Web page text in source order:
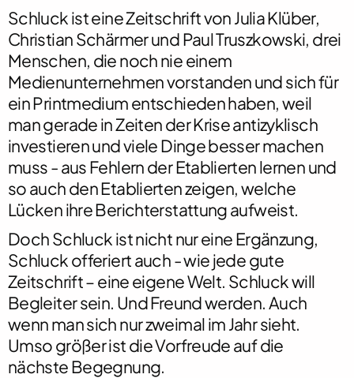
Schluckist eine Zeitschrift von Julia Klüber,
Christian Schärmer und Paul Truszkowski, drei
Menschen, die noch nie einem
Medienunternehmen vorstanden und sich für
ein Printmedium entschieden haben, weil
man gerade in Zeiten der Krise antizyklisch
investieren und viele Dinge besser machen
muss - aus Fehlern der Etablierten lernen und
so auch den Etablierten zeigen, welche
Lücken ihre Berichterstattung aufweist.
DochSchluckist nicht nur eine Ergänzung,
Schluckofferiert auch - wie jede gute
Zeitschrift – eine eigene Welt. Schluckwill
Begleiter sein. Und Freund werden. Auch
wenn man sich nur zweimal im Jahr sieht.
Umso größer ist die Vorfreude auf die
nächste Begegnung.